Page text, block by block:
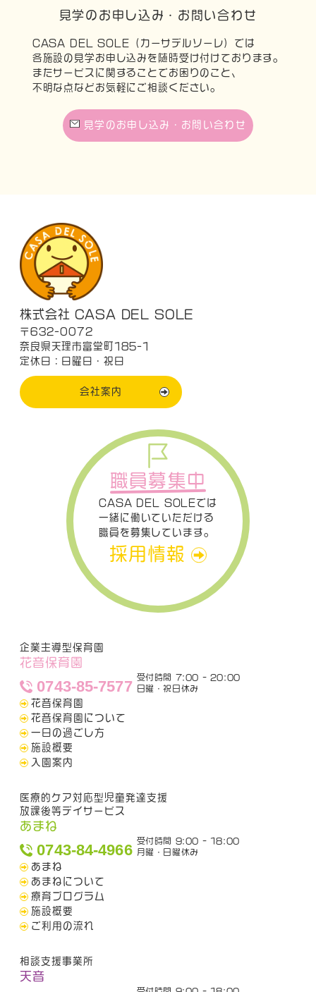
見学のお申し込み・お問い合わせ
CASA DEL SOLE（カーサデルソーレ）では
各施設の見学お申し込みを随時受け付けております。
またサービスに関することでお困りのこと、
不明な点などお気軽にご相談ください。
見学のお申し込み・お問い合わせ
株式会社 CASA DEL SOLE
〒632-0072
奈良県天理市富堂町185-1
定休日：日曜日・祝日
会社案内
職員募集中
CASA DEL SOLEでは
一緒に働いていただける
職員を募集しています。
採用情報
企業主導型保育園
花音保育園
0743-85-7577
受付時間 7:00 - 20:00
日曜・祝日休み
花音保育園
花音保育園について
一日の過ごし方
施設概要
入園案内
医療的ケア対応型児童発達支援
放課後等デイサービス
あまね
0743-84-4966
受付時間 9:00 - 18:00
月曜・日曜休み
あまね
あまねについて
療育プログラム
施設概要
ご利用の流れ
相談支援事業所
天音